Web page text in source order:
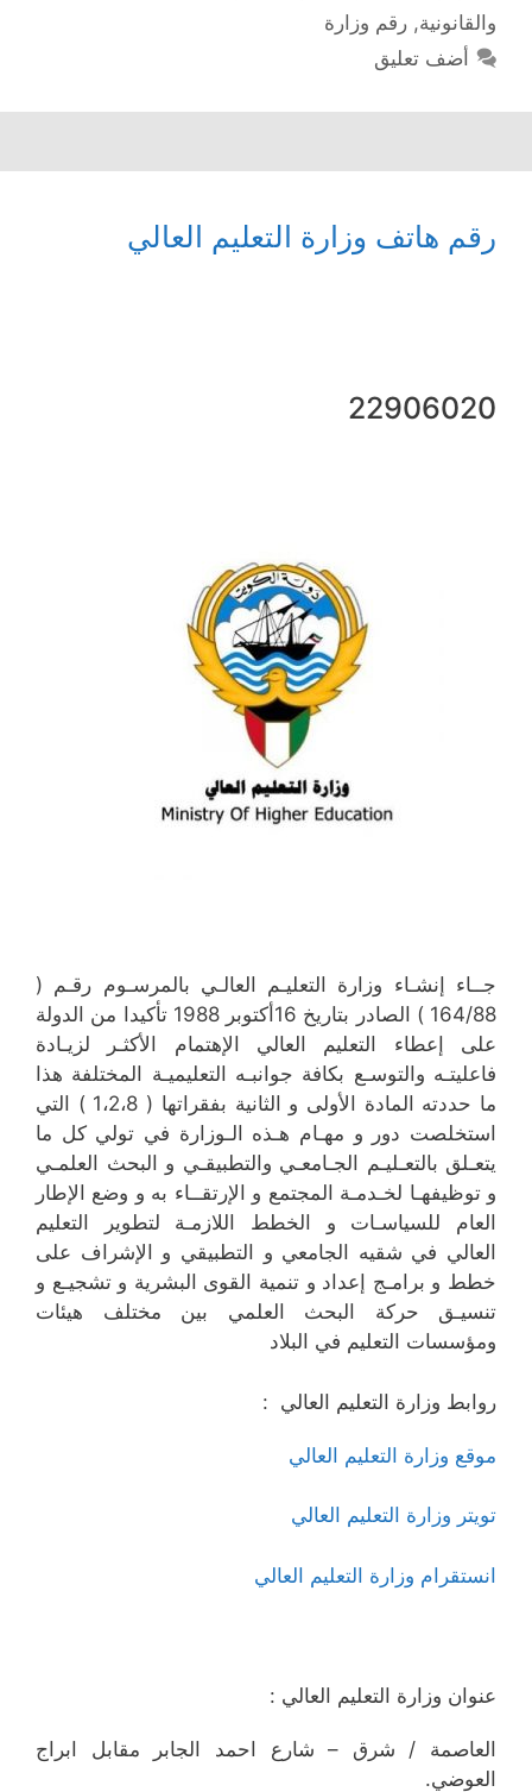
والقانونية, رقم وزارة
أضف تعليق
رقم هاتف وزارة التعليم العالي
22906020
جــاء إنشـاء وزارة التعليـم العالـي بالمرسـوم رقـم (
164/88 ) الصادر بتاريخ 16أكتوبر 1988 تأكيدا من الدولة
على إعطاء التعليم العالي الإهتمام الأكثـر لزيـادة
فاعليتـه والتوسـع بكافة جوانبـه التعليميـة المختلفة هذا
ما حددته المادة الأولى و الثانية بفقراتها ( 1،2،8 ) التي
استخلصت دور و مهـام هـذه الـوزارة في تولي كل ما
يتعـلق بالتعـليـم الجـامعـي والتطبيقـي و البحث العلمـي
و توظيفهـا لخـدمـة المجتمع و الإرتقــاء به و وضع الإطار
العام للسياسـات و الخطط اللازمـة لتطوير التعليم
العالي في شقيه الجامعي و التطبيقي و الإشراف على
خطط و برامـج إعداد و تنمية القوى البشرية و تشجيـع و
تنسيـق حركة البحث العلمي بين مختلف هيئات
ومؤسسات التعليم في البلاد
روابط وزارة التعليم العالي :
موقع وزارة التعليم العالي
تويتر وزارة التعليم العالي
انستقرام وزارة التعليم العالي
عنوان وزارة التعليم العالي :
العاصمة / شرق – شارع احمد الجابر مقابل ابراج
العوضي.